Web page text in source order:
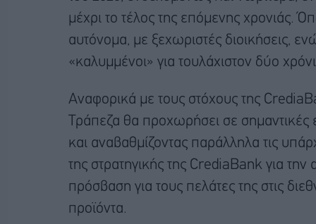
μέχρι το τέλος της επόμενης χρονιάς.
αυτόνομα, με ξεχωριστές διοικήσεις,
«καλυμμένοι» για τουλάχιστον δύο
Αναφορικά με τους στόχους της
Τράπεζα θα προχωρήσει σε σημαντικές
και αναβαθμίζοντας παράλληλα τις
της στρατηγικής της CrediaBank για την
πρόσβαση για τους πελάτες της στις
προϊόντα.